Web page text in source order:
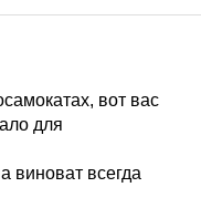
вот вас
для
виноват всегда